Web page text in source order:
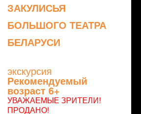
ЗАКУЛИСЬЯ
БОЛЬШОГО ТЕАТРА
БЕЛАРУСИ
экскурсия
Рекомендуемый
возраст 6+
УВАЖАЕМЫЕ ЗРИТЕЛИ!
ПРОДАНО!